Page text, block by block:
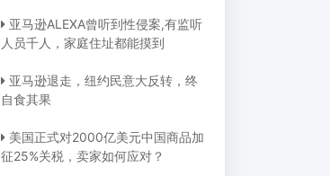
亚马逊ALEXA曾听到性侵案,有监听
人员千人，家庭住址都能摸到
亚马逊退走，纽约民意大反转，终
自食其果
美国正式对2000亿美元中国商品加
征25%关税，卖家如何应对？